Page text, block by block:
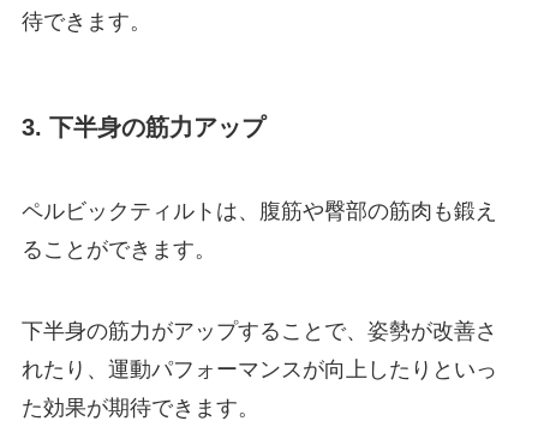
待できます。
3. 下半身の筋力アップ
ペルビックティルトは、腹筋や臀部の筋肉も鍛え
ることができます。
下半身の筋力がアップすることで、姿勢が改善さ
れたり、運動パフォーマンスが向上したりといっ
た効果が期待できます。